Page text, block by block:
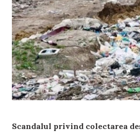
Scandalul privind colectarea